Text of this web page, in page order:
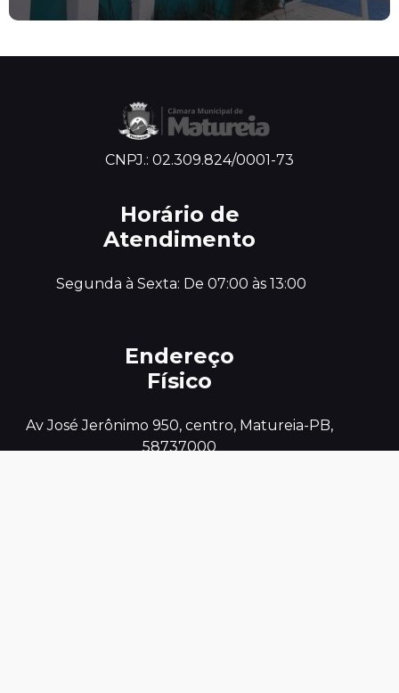
CNPJ.: 02.309.824/0001-73
Horário de
Atendimento
Segunda à Sexta: De 07:00 às 13:00
Endereço
Físico